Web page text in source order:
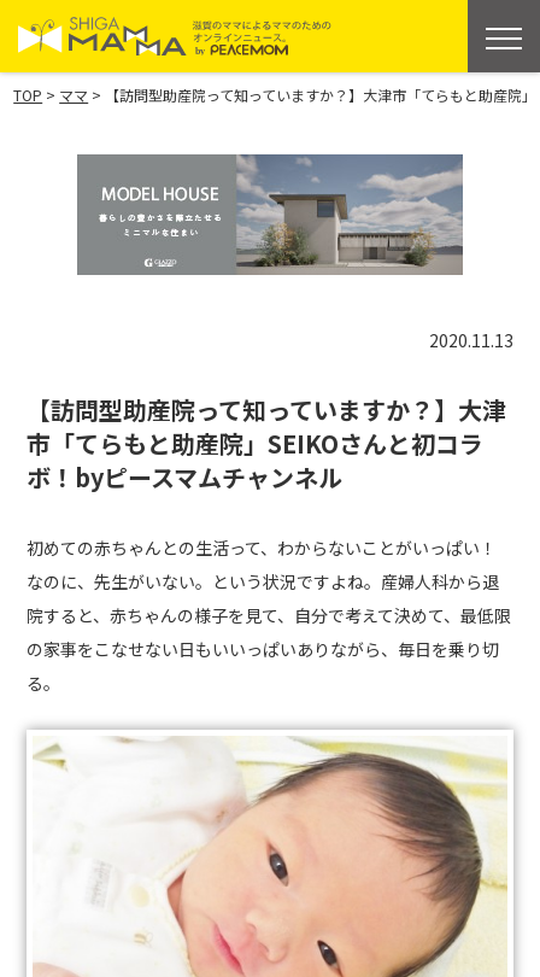
TOP > ママ > 【訪問型助産院って知っていますか？】大津市「てらもと助産院
2020.11.13
【訪問型助産院って知っていますか？】大津
市「てらもと助産院」SEIKOさんと初コラ
ボ！byピースマムチャンネル
初めての赤ちゃんとの生活って、わからないことがいっぱい！
なのに、先生がいない。という状況ですよね。産婦人科から退
院すると、赤ちゃんの様子を見て、自分で考えて決めて、最低限
の家事をこなせない日もいいっぱいありながら、毎日を乗り切
る。